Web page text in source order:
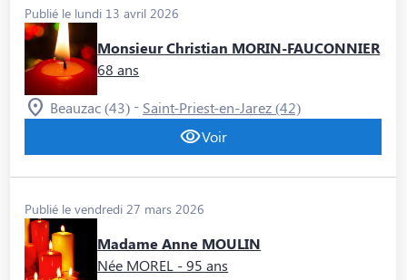
Publié le lundi 13 avril 2026
Monsieur Christian MORIN-FAUCONNIER
68 ans
Beauzac (43) - Saint-Priest-en-Jarez (42)
Voir
Publié le vendredi 27 mars 2026
Madame Anne MOULIN
Née MOREL - 95 ans